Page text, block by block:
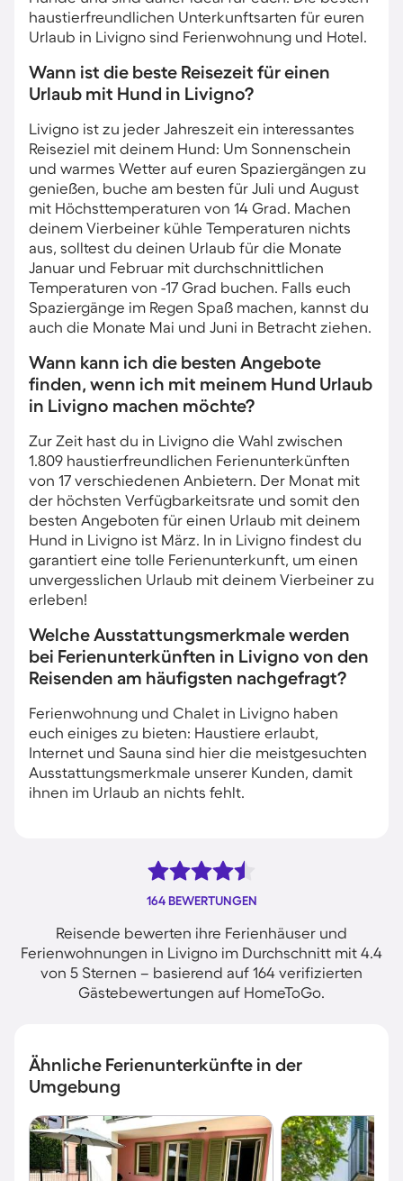
haustierfreundlichen Unterkunftsarten für euren
Urlaub in Livigno sind Ferienwohnung und Hotel.
Wann ist die beste Reisezeit für einen
Urlaub mit Hund in Livigno?
Livigno ist zu jeder Jahreszeit ein interessantes
Reiseziel mit deinem Hund: Um Sonnenschein
und warmes Wetter auf euren Spaziergängen zu
genießen, buche am besten für Juli und August
mit Höchsttemperaturen von 14 Grad. Machen
deinem Vierbeiner kühle Temperaturen nichts
aus, solltest du deinen Urlaub für die Monate
Januar und Februar mit durchschnittlichen
Temperaturen von -17 Grad buchen. Falls euch
Spaziergänge im Regen Spaß machen, kannst du
auch die Monate Mai und Juni in Betracht ziehen.
Wann kann ich die besten Angebote
finden, wenn ich mit meinem Hund Urlaub
in Livigno machen möchte?
Zur Zeit hast du in Livigno die Wahl zwischen
1.809 haustierfreundlichen Ferienunterkünften
von 17 verschiedenen Anbietern. Der Monat mit
der höchsten Verfügbarkeitsrate und somit den
besten Angeboten für einen Urlaub mit deinem
Hund in Livigno ist März. In in Livigno findest du
garantiert eine tolle Ferienunterkunft, um einen
unvergesslichen Urlaub mit deinem Vierbeiner zu
erleben!
Welche Ausstattungsmerkmale werden
bei Ferienunterkünften in Livigno von den
Reisenden am häufigsten nachgefragt?
Ferienwohnung und Chalet in Livigno haben
euch einiges zu bieten: Haustiere erlaubt,
Internet und Sauna sind hier die meistgesuchten
Ausstattungsmerkmale unserer Kunden, damit
ihnen im Urlaub an nichts fehlt.
164 BEWERTUNGEN
Reisende bewerten ihre Ferienhäuser und
Ferienwohnungen in Livigno im Durchschnitt mit 4.4
von 5 Sternen – basierend auf 164 verifizierten
Gästebewertungen auf HomeToGo.
Ähnliche Ferienunterkünfte in der
Umgebung